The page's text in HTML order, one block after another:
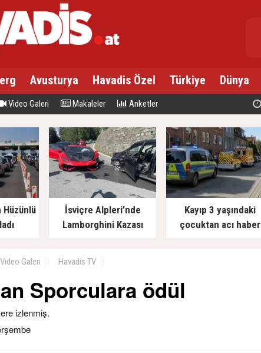
Avusturya Havadis Özel Türkiye Dünya
Video Galeri Makaleler Anketler
İsviçre Alpleri’nde
Lamborghini Kazası
Kayıp 3 yaşındaki
çocuktan acı haber
Video Galeri Havadis TV
Sporculara ödül
izlenmiş.